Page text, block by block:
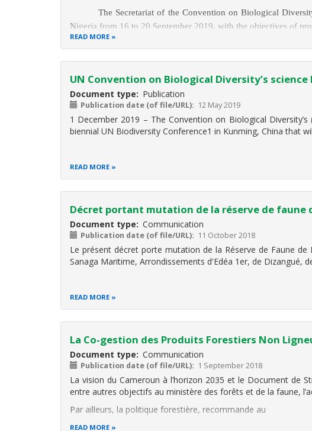
The Secretariat of the Convention on Biological
Nigeria from 16 to 20 September 2019, with the objectives of
READ MORE
UN Convention on Biological Diversity’s
Document type Publication
Publication date (of file/URL) 12 May 2019
1 December 2019 – The Convention on Biological
biennial UN Biodiversity Conference1 in Kunming, China that
READ MORE
Décret portant mutation de la réserve de faune
Document type Communication
Publication date (of file/URL) 11 October 2018
Le présent décret porte mutation de la Réserve de Faune
Sanaga Maritime, Arrondissements d'Edéa 1er, de Dizangué,
READ MORE
La Co-gestion des Produits Forestiers Non
Document type Communication
Publication date (of file/URL) 1 September 2018
La vision du Cameroun à l’horizon 2035 et le Document de
entre autres objectifs au ministère des forêts et de la faune,
Par ailleurs, la politique forestière, recommande au
READ MORE